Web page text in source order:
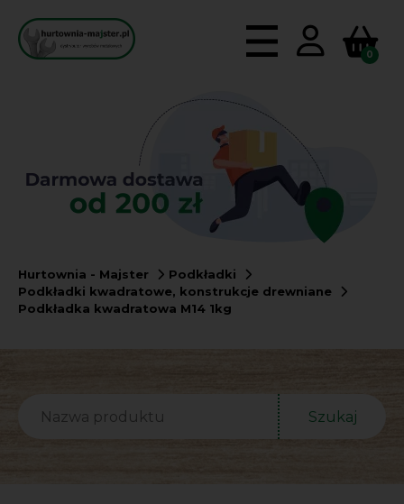
0
Hurtownia - Majster
Podkładki
Podkładki kwadratowe, konstrukcje drewniane
Podkładka kwadratowa M14 1kg
Szukaj